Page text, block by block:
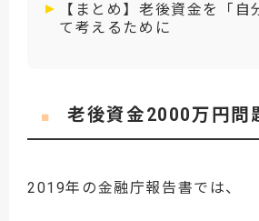
【まとめ】老後資金を「自
て考えるために
■老後資金2000万円問
2019年の金融庁報告書では、